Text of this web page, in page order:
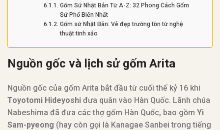
Gốm Sứ Nhật Bản Từ A-Z: 32 Phong Cách Gốm
Sứ Phổ Biến Nhất
Gốm sứ Nhật Bản: Vẻ đẹp trường tồn từ nghệ
thuật tinh xảo
Nguồn gốc và lịch sử gốm Arita
Nguồn gốc của gốm Arita bắt đầu từ cuối thế kỷ 16 khi
Toyotomi Hideyoshi đưa quân vào Hàn Quốc. Lãnh chúa
Nabeshima đã đưa các thợ gốm Hàn Quốc, bao gồm Yi
Sam-pyeong (hay còn gọi là Kanagae Sanbei trong tiếng